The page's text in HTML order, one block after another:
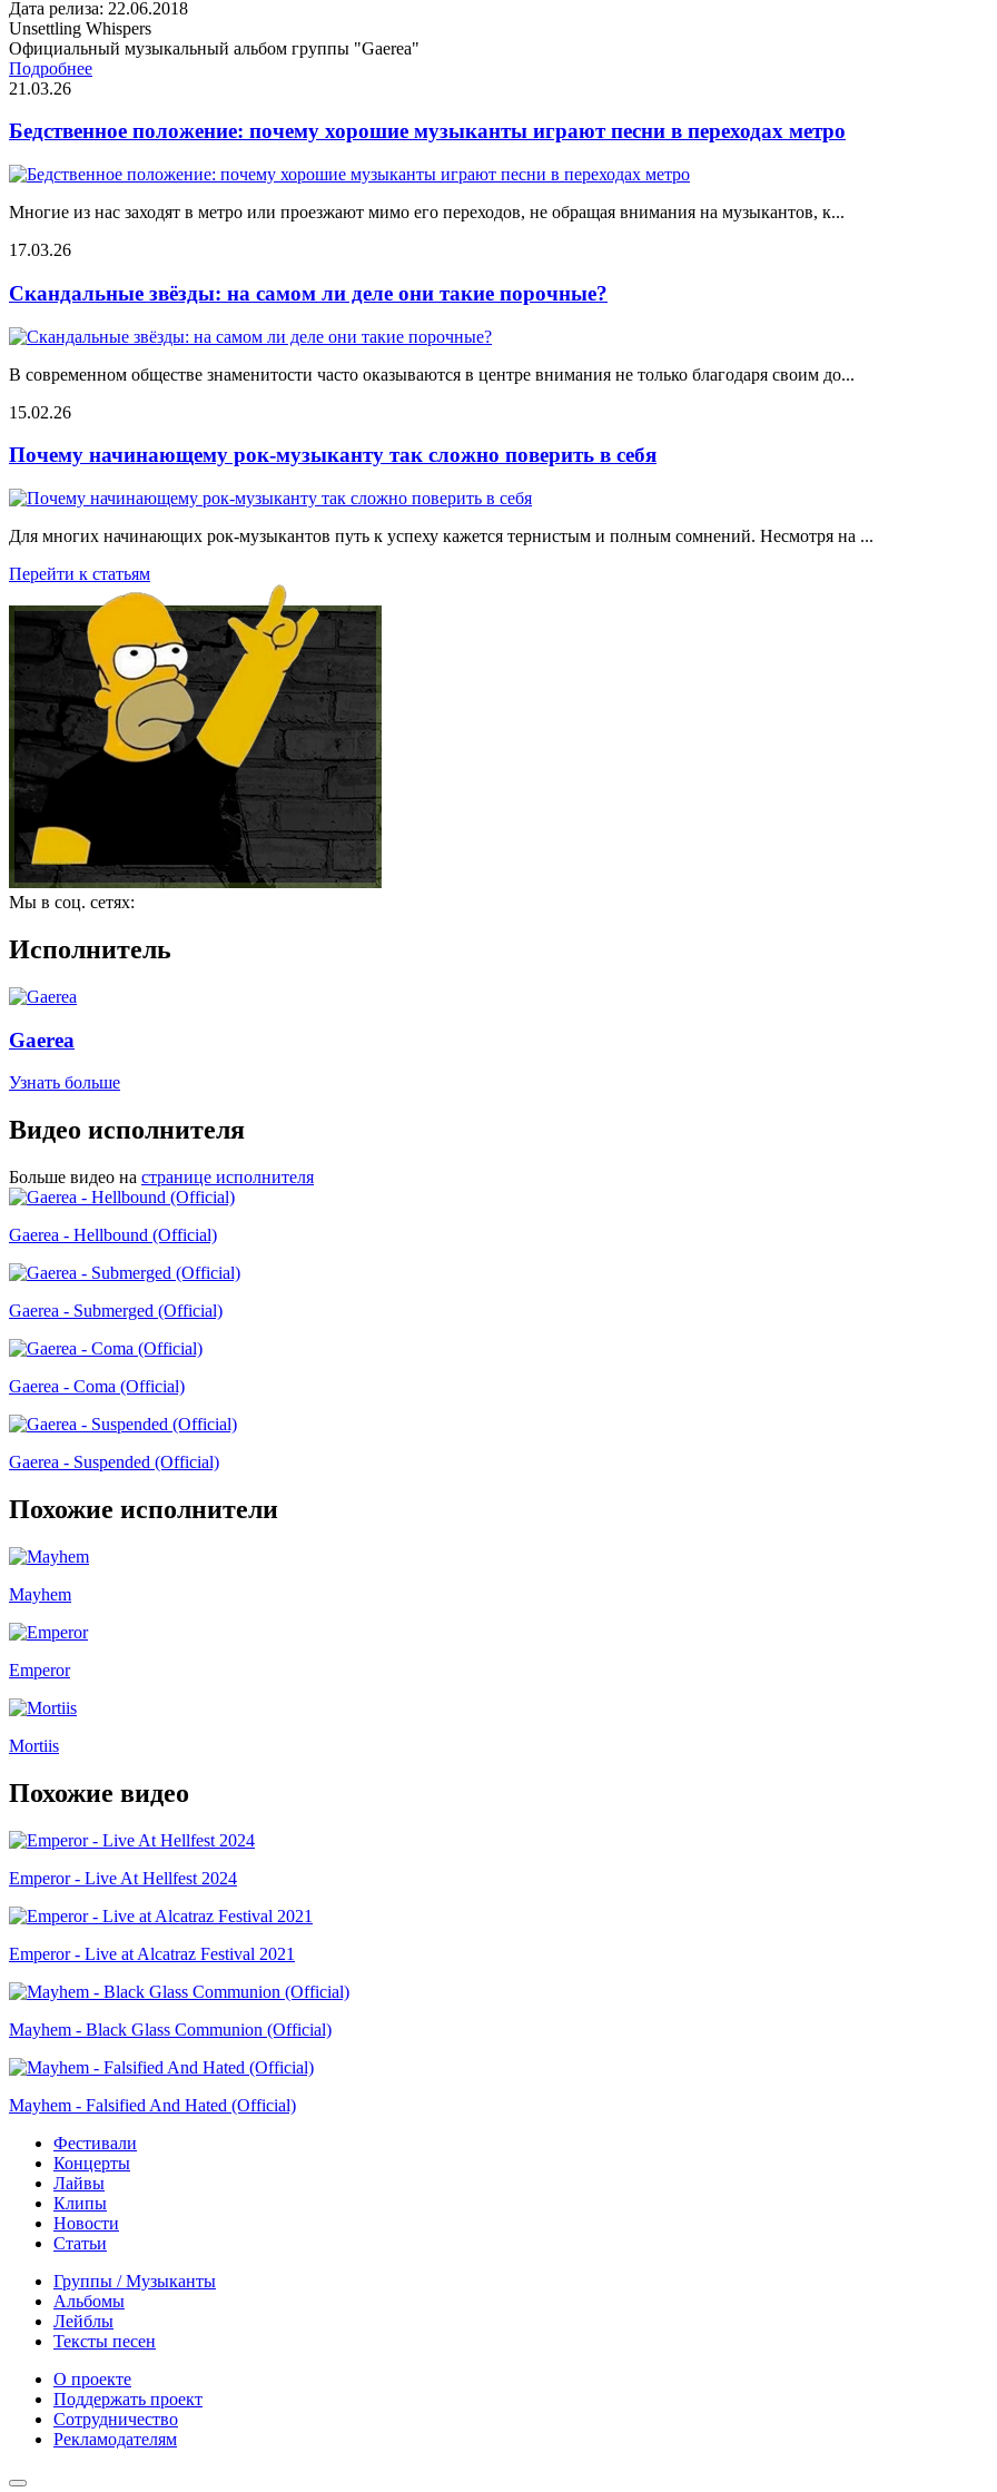
Дата релиза: 22.06.2018
Unsettling Whispers
Официальный музыкальный альбом группы "Gaerea"
Подробнее
21.03.26
Бедственное положение: почему хорошие музыканты играют песни в переходах метро
Многие из нас заходят в метро или проезжают мимо его переходов, не обращая внимания на музыкантов, к...
17.03.26
Скандальные звёзды: на самом ли деле они такие порочные?
В современном обществе знаменитости часто оказываются в центре внимания не только благодаря своим до...
15.02.26
Почему начинающему рок-музыканту так сложно поверить в себя
Для многих начинающих рок-музыкантов путь к успеху кажется тернистым и полным сомнений. Несмотря на ...
Перейти к статьям
Мы в соц. сетях:
Исполнитель
Gaerea
Узнать больше
Видео исполнителя
Больше видео на странице исполнителя
Gaerea - Hellbound (Official)
Gaerea - Submerged (Official)
Gaerea - Coma (Official)
Gaerea - Suspended (Official)
Похожие исполнители
Mayhem
Emperor
Mortiis
Похожие видео
Emperor - Live At Hellfest 2024
Emperor - Live at Alcatraz Festival 2021
Mayhem - Black Glass Communion (Official)
Mayhem - Falsified And Hated (Official)
Фестивали
Концерты
Лайвы
Клипы
Новости
Статьи
Группы / Музыканты
Альбомы
Лейблы
Тексты песен
О проекте
Поддержать проект
Сотрудничество
Рекламодателям